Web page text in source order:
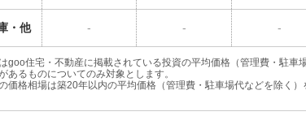
・他 - - -
goo住宅・不動産に掲載されている投資の平均価格（管理費・駐車
あるものについてのみ対象とします。
価格相場は築20年以内の平均価格（管理費・駐車場代などを除く）